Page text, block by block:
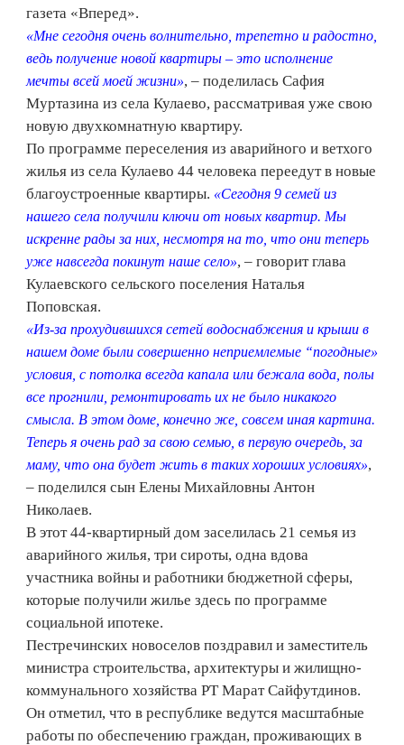
газета «Вперед».
«Мне сегодня очень волнительно, трепетно и радостно,
ведь получение новой квартиры – это исполнение
мечты всей моей жизни», – поделилась Сафия
Муртазина из села Кулаево, рассматривая уже свою
новую двухкомнатную квартиру.
По программе переселения из аварийного и ветхого
жилья из села Кулаево 44 человека переедут в новые
благоустроенные квартиры. «Сегодня 9 семей из
нашего села получили ключи от новых квартир. Мы
искренне рады за них, несмотря на то, что они теперь
уже навсегда покинут наше село», – говорит глава
Кулаевского сельского поселения Наталья
Поповская.
«Из-за прохудившихся сетей водоснабжения и крыши в
нашем доме были совершенно неприемлемые “погодные»
условия, с потолка всегда капала или бежала вода, полы
все прогнили, ремонтировать их не было никакого
смысла. В этом доме, конечно же, совсем иная картина.
Теперь я очень рад за свою семью, в первую очередь, за
маму, что она будет жить в таких хороших условиях»,
– поделился сын Елены Михайловны Антон
Николаев.
В этот 44-квартирный дом заселилась 21 семья из
аварийного жилья, три сироты, одна вдова
участника войны и работники бюджетной сферы,
которые получили жилье здесь по программе
социальной ипотеке.
Пестречинских новоселов поздравил и заместитель
министра строительства, архитектуры и жилищно-
коммунального хозяйства РТ Марат Сайфутдинов.
Он отметил, что в республике ведутся масштабные
работы по обеспечению граждан, проживающих в